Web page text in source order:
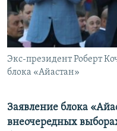
Հայերեն
English
Русский
Экс-президент Роберт
блока «Айастан»
Заявление блока
внеочередных